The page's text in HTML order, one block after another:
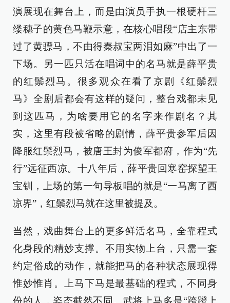
演展现在舞台上，而是由演员手执一根硬杆三
缕穗子的黄色马鞭示意，在核心唱段“店主东带
过了黄骠马，不由得秦叔宝两泪如麻”中出了一
下场。另一匹只活在唱词中的名马就是薛平贵
的红鬃烈马。很多观众在看了京剧《红鬃烈
马》全剧后都会有这样的疑问，整台戏都未见
到这匹马，为啥要用它的名字来作剧名？其
实，这里有段被省略的剧情，薛平贵参军后因
降服红鬃烈马，被唐王封为俊军都府，作为“先
行”远征西凉。十八年后，薛平贵回寒窑探望王
宝钏，上场的第一句导板唱的就是“一马离了西
凉界”，红鬃烈马就在这里被提及。
当然，戏曲舞台上的更多鲜活名马，全靠程式
化身段的精妙支撑。不用实物上台，只需一套
约定俗成的动作，就能把马的各种状态展现得
惟妙惟肖。上马下马是最基础的程式，不同身
份的人，姿态截然不同。武将上马多是“跨蹬上